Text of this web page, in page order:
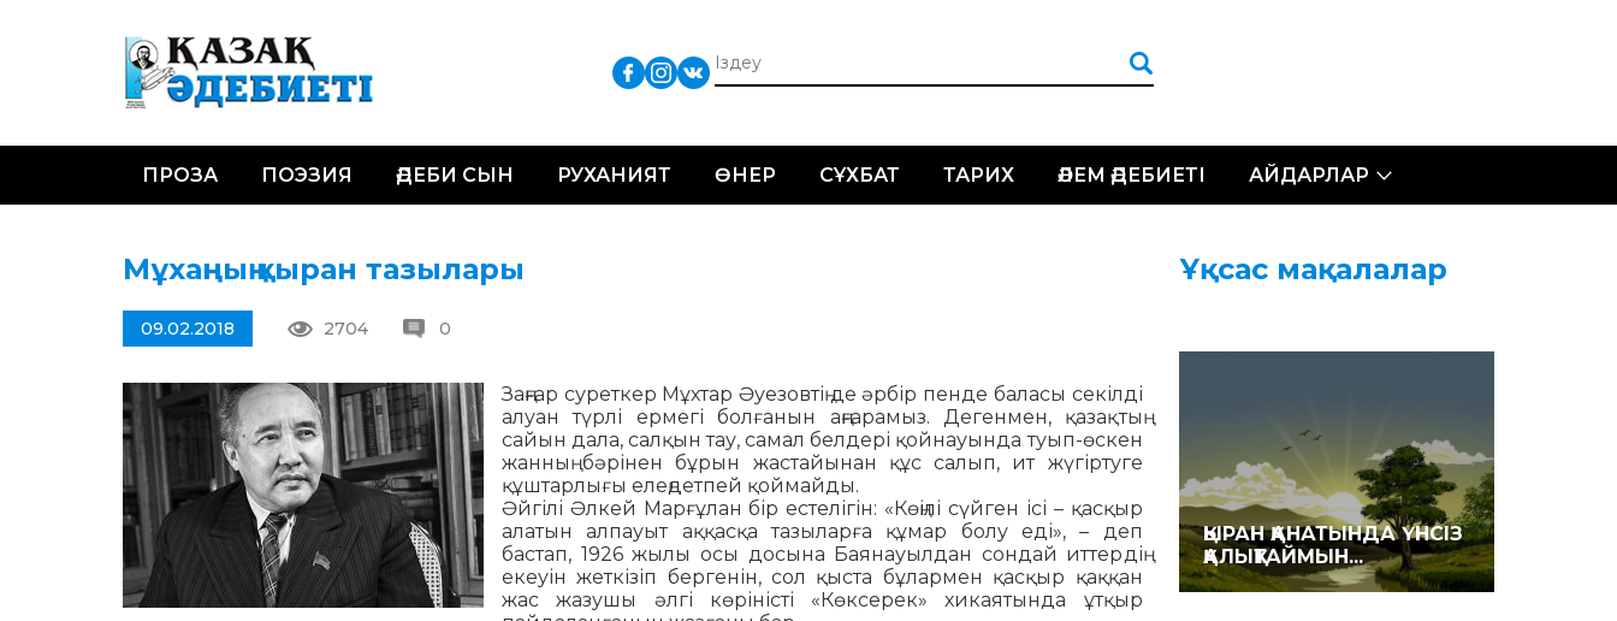
ПРОЗА ПОЭЗИЯ ӘДЕБИ СЫН РУХАНИЯТ ӨНЕР СҰХБАТ ТАРИХ ӘЛЕМ ӘДЕБИЕТІ АЙДАРЛАР
Мұхаңның қыран тазылары
09.02.2018 2704 0
Заңғар суреткер Мұхтар Әуезовтің де әрбір пенде баласы секілді
алуан түрлі ермегі болғанын аңғарамыз. Дегенмен, қазақтың
сайын дала, салқын тау, самал белдері қойнауында туып-өскен
жанның бәрінен бұрын жастайынан құс салып, ит жүгіртуге
құштарлығы елеңдетпей қоймайды.
Әйгілі Әлкей Марғұлан бір ес­те­лігін: «Көңілі сүйген ісі – қасқыр
алатын алпауыт аққасқа тазыларға құмар болу еді», – деп
бастап, 1926 жы­лы осы досына Баянауылдан сон­дай иттердің
екеуін жеткізіп бергенін, сол қыста бұлармен қас­қыр қаққан
жас жазушы әлгі кө­ріністі «Көксерек» хикаятында ұт­қыр
Ұқсас мақалалар
ҚЫРАН ҚАНАТЫНДА ҮНСІЗ
ҚАЛЫҚТАЙМЫН...